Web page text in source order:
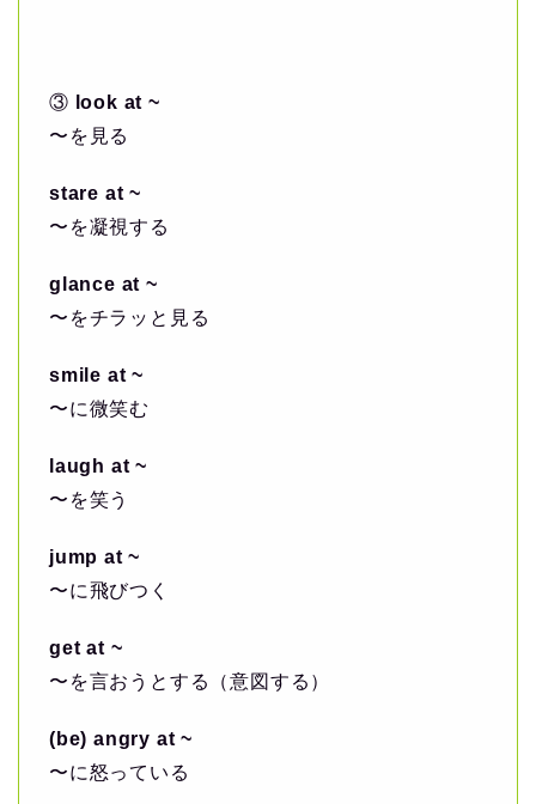
③ look at ~
〜を見る
stare at ~
〜を凝視する
glance at ~
〜をチラッと見る
smile at ~
〜に微笑む
laugh at ~
〜を笑う
jump at ~
〜に飛びつく
get at ~
〜を言おうとする（意図する）
(be) angry at ~
〜に怒っている